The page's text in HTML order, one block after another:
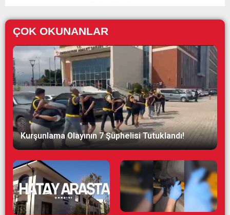
ÇOK OKUNANLAR
Kurşunlama Olayının 7 Şüphelisi Tutuklandı!